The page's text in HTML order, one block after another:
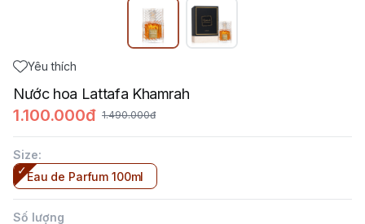
Yêu thích
Nước hoa Lattafa Khamrah
1.100.000đ 1.490.000đ
Size:
Eau de Parfum 100ml
Số lượng